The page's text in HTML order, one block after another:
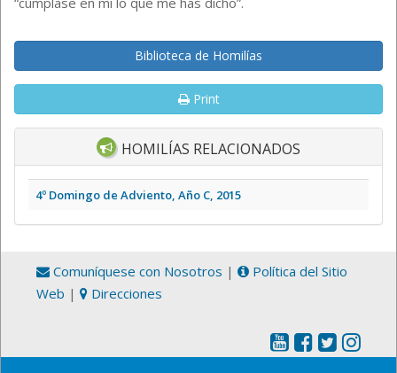
Biblioteca de Homilías
Print
HOMILÍAS RELACIONADOS
4º Domingo de Adviento, Año C, 2015
Comuníquese con Nosotros |
Política del Sitio
Web | Direcciones